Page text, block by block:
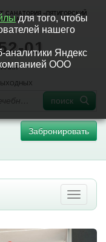
САНАТОРИЯ «ПЯТИГОРСКИЙ
НАРЗАН»
01
поиск
Забронировать
для того, чтобы
нашего
аналитики Яндекс
ООО